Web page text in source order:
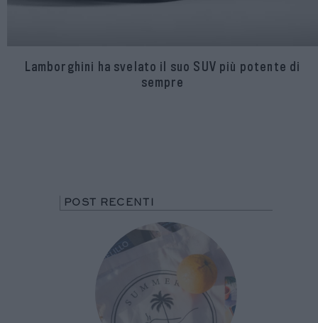
Lamborghini ha svelato il suo SUV più potente di
sempre
POST RECENTI